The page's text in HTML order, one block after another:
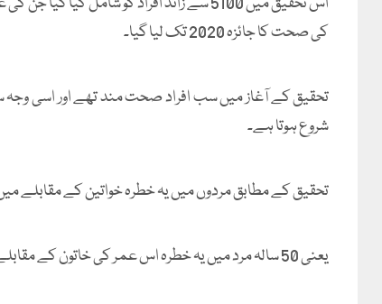
کی صحت کا جائزہ 2020 تک لیا گیا۔
تحقیق کے آغاز میں سب افراد صحت مند تھے اور اسی
شروع ہوتا ہے۔
تحقیق کے مطابق مردوں میں یہ خطرہ خواتین کے مقابلے
یعنی 50 سالہ مرد میں یہ خطرہ اس عمر کی خاتون کے مقابلے میں 5 فیصد زیادہ ہوتا ہے۔